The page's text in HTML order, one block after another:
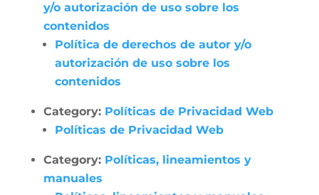
y/o autorización de uso sobre los
contenidos
Política de derechos de autor y/o
autorización de uso sobre los
contenidos
Category: Políticas de Privacidad Web
Políticas de Privacidad Web
Category: Políticas, lineamientos y
manuales